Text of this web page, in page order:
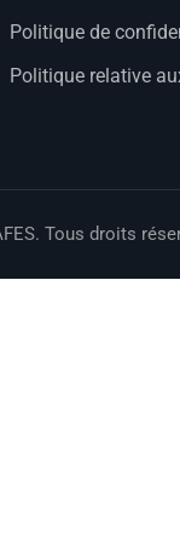
Politique de
Politique relative
Tous droits